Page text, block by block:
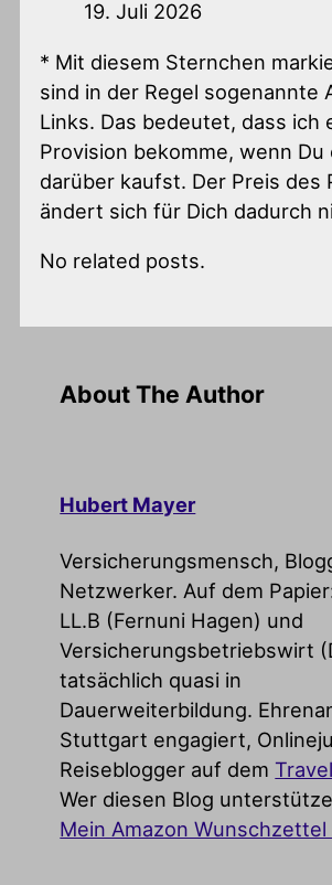
19. Juli 2026
* Mit diesem Sternchen
sind in der Regel sogenannte
Links. Das bedeutet, dass ich
Provision bekomme, wenn Du
darüber kaufst. Der Preis des
ändert sich für Dich dadurch
No related posts.
About The Author
Hubert Mayer
Versicherungsmensch,
Netzwerker. Auf dem
LL.B (Fernuni Hagen) und
Versicherungsbetriebswirt
tatsächlich quasi in
Dauerweiterbildung.
Stuttgart engagiert,
Reiseblogger auf dem
Wer diesen Blog
Mein Amazon Wunschzettel